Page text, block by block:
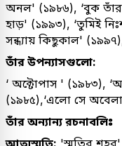
অনল' (১৯৮৬), ‘বুক তাঁর
হাড়' (১৯৯৩), ‘তুমিই
সন্ধ্যায় কিছুকাল' (১৯৯৭),
তাঁর উপন্যাসগুলো:
‘ অক্টোপাস ' (১৯৮৩),
(১৯৮৫),‘এলো সে
তাঁর অন্যান্য রচনাবলিঃ